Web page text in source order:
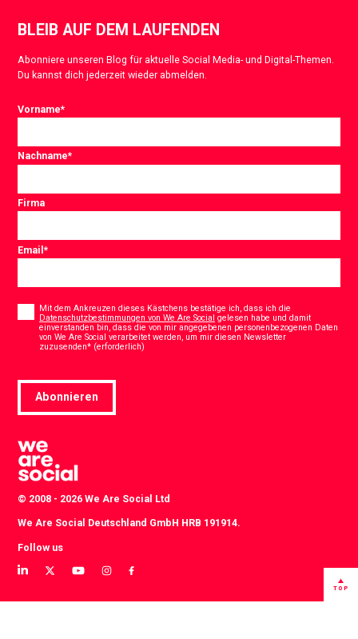
BLEIB AUF DEM LAUFENDEN
Abonniere unseren Blog für aktuelle Social Media- und Digital-Themen.
Du kannst dich jederzeit wieder abmelden.
Vorname*
Nachname*
Firma
Email*
Mit dem Ankreuzen dieses Kästchens bestätige ich, dass ich die
Datenschutzbestimmungen von We Are Social gelesen habe und damit
einverstanden bin, dass die von mir angegebenen personenbezogenen Daten
von We Are Social verarbeitet werden, um mir diesen Newsletter
zuzusenden* (erforderlich)
Abonnieren
© 2008 - 2026 We Are Social Ltd
We Are Social Deutschland GmbH HRB 191914.
Follow us
View
LinkedIn
View
Twitter
View
YouTube
View
instagram
View
Facebook
TOP